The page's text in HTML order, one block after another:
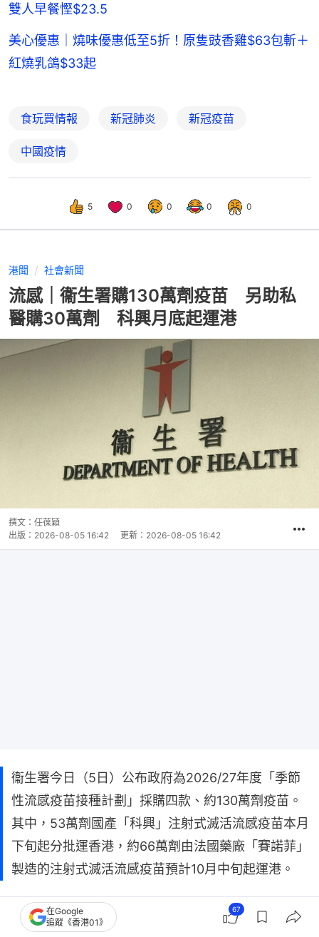
雙人早餐慳$23.5
美心優惠｜燒味優惠低至5折！原隻豉香雞$63包斬＋
紅燒乳鴿$33起
食玩買情報 新冠肺炎 新冠疫苗
中國疫情
5 0 0 0 0
港聞 社會新聞
流感｜衞生署購130萬劑疫苗 另助私
醫購30萬劑 科興月底起運港
撰文： 任葆穎
出版： 2026-08-05 16:42 更新： 2026-08-05 16:42
衞生署今日（5日）公布政府為2026/27年度「季節
性流感疫苗接種計劃」採購四款、約130萬劑疫苗。
其中，53萬劑國產「科興」注射式滅活流感疫苗本月
下旬起分批運香港，約66萬劑由法國藥廠「賽諾菲」
製造的注射式滅活流感疫苗預計10月中旬起運港。
衞生署表示，採購工作完成，正積極籌備各項疫苗接
種安排。同時，今年續推行「家庭醫生疫苗採購先導
在Google
追蹤《香港01》
67